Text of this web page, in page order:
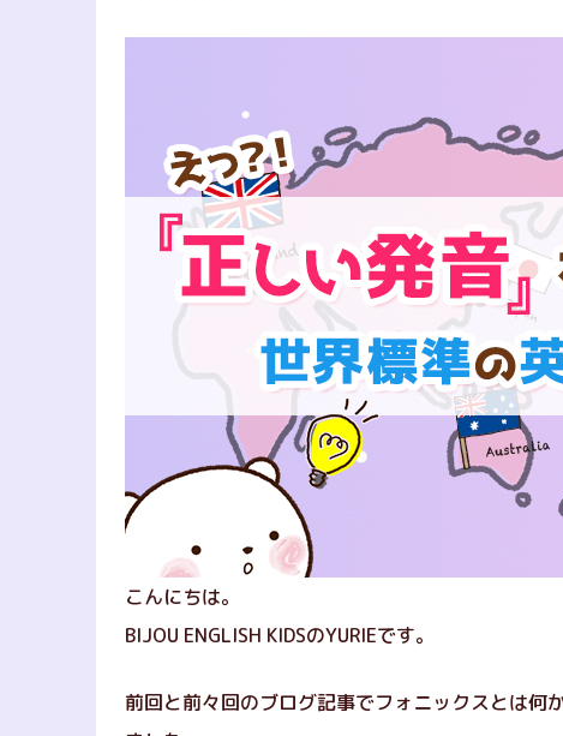
こんにちは。
BIJOU ENGLISH KIDSのYURIEです。
前回と前々回のブログ記事でフォニックスとは何